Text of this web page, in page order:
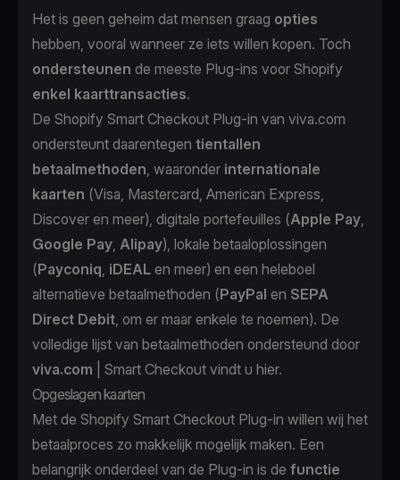
Het is geen geheim dat mensen graag opties
hebben, vooral wanneer ze iets willen kopen. Toch
ondersteunen de meeste Plug-ins voor Shopify
enkel kaarttransacties.
De Shopify Smart Checkout Plug-in van viva.com
ondersteunt daarentegen tientallen
betaalmethoden, waaronder internationale
kaarten (Visa, Mastercard, American Express,
Discover en meer), digitale portefeuilles (Apple Pay,
Google Pay, Alipay), lokale betaaloplossingen
(Payconiq, iDEAL en meer) en een heleboel
alternatieve betaalmethoden (PayPal en SEPA
Direct Debit, om er maar enkele te noemen). De
volledige lijst van betaalmethoden ondersteund door
viva.com | Smart Checkout vindt u hier.
Opgeslagen kaarten
Met de Shopify Smart Checkout Plug-in willen wij het
betaalproces zo makkelijk mogelijk maken. Een
belangrijk onderdeel van de Plug-in is de functie